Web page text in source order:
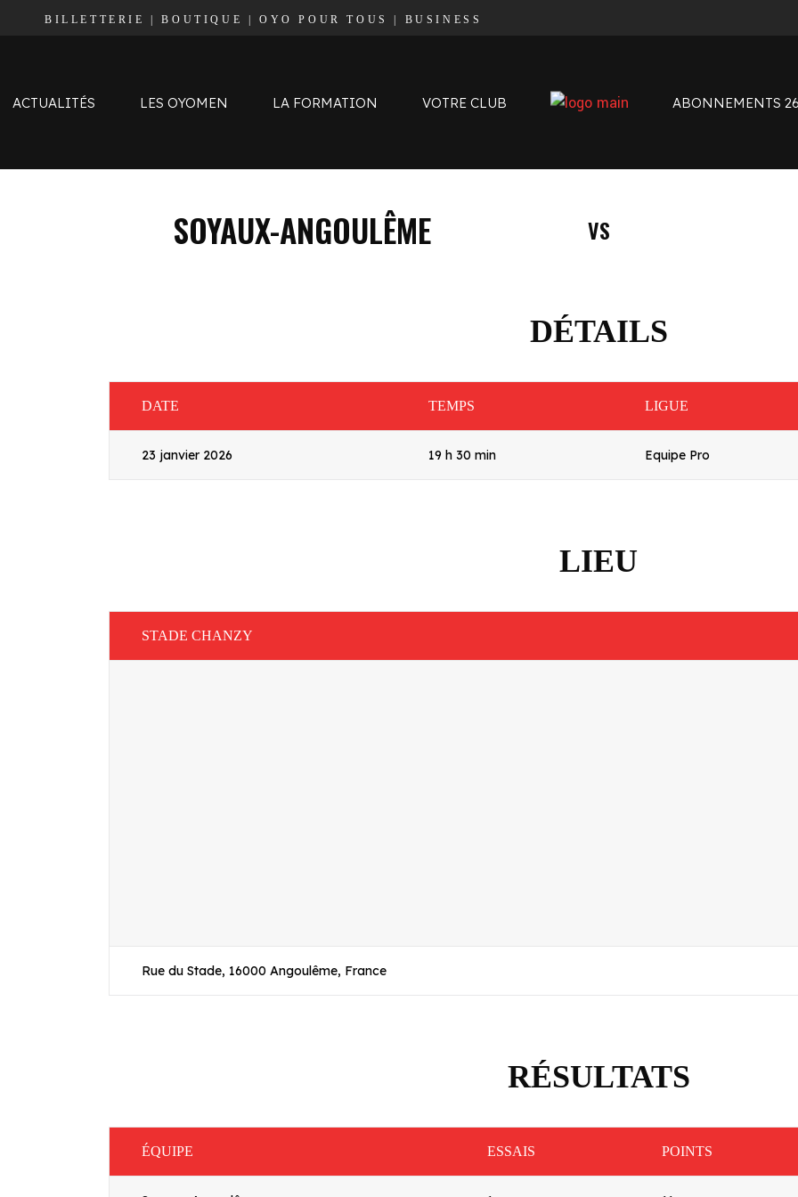
BILLETTERIE |BOUTIQUE |OYO POUR TOUS | BUSINESS
ACTUALITÉS LES OYOMEN
Effectif
LA FORMATION VOTRE CLUB
Organigramme
Contact
Stade Charles-Mathon
Oyomen Factory
ABONNEMENTS
Calendrier et Résultats
L’histoire des Oyomen
SOYAUX-ANGOULÊME VS
DÉTAILS
DATE TEMPS LIGUE
23 janvier 2026 19 h 30 min Equipe Pro
LIEU
STADE CHANZY
Rue du Stade, 16000 Angoulême, France
RÉSULTATS
ÉQUIPE ESSAIS POINTS